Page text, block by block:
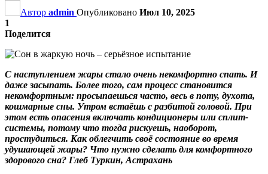
Автор admin Опубликовано Июл 10, 2025
1
Поделится
С наступлением жары стало очень некомфортно спать. И
даже засыпать. Более того, сам процесс становится
некомфортным: просыпаешься часто, весь в поту, духота,
кошмарные сны. Утром встаёшь с разбитой головой. При
этом есть опасения включать кондиционеры или сплит-
системы, потому что тогда рискуешь, наоборот,
простудиться. Как облегчить своё состояние во время
удушающей жары? Что нужно сделать для комфортного
здорового сна? Глеб Туркин, Астрахань